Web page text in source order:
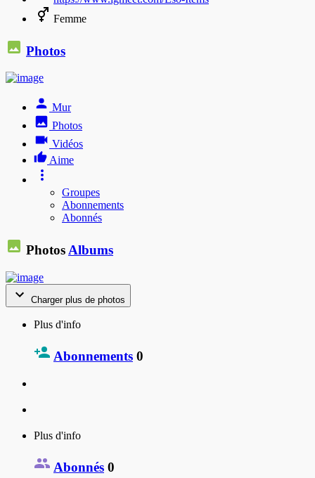
Femme
Photos
Mur
Photos
Vidéos
Aime
Groupes
Abonnements
Abonnés
Photos Albums
Charger plus de photos
Plus d'info
Abonnements 0
Plus d'info
Abonnés 0